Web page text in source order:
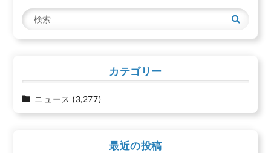
シ
ョ
ン
検
索
カテゴリー
ニュース (3,277)
最近の投稿